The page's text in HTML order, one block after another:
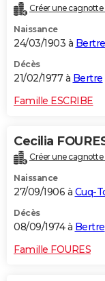
Créer une cagnotte
Naissance
24/03/1903 à Bertre
Décès
21/02/1977 à Bertre
Famille ESCRIBE
Cecilia
Créer une cagnotte
Naissance
27/09/1906 à Cuq-
Décès
08/09/1974 à Bertre
Famille FOURES